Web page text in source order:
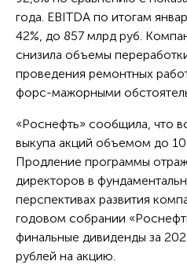
года. EBITDA по итогам
42%, до 857 млрд руб.
снизила объемы
проведения ремонтных
форс-мажорными
«Роснефть» сообщила, что
выкупа акций объемом до
Продление программы
директоров в
перспективах развития
годовом собрании
финальные дивиденды за
рублей на акцию.